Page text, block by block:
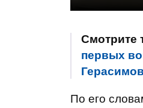
Смотрите
первых
По его